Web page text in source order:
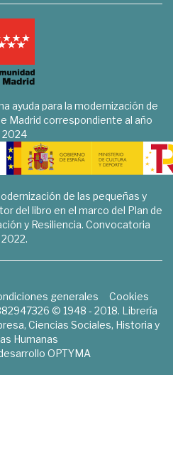
ayuda para la modernización de
Madrid correspondiente al año
2024
de las pequeñas y
del libro en el marco del Plan de
y Resiliencia. Convocatoria
2022.
generales
Cookies
© 1948 - 2018. Librería
Ciencias Sociales, Historia y
Humanas
OPTYMA